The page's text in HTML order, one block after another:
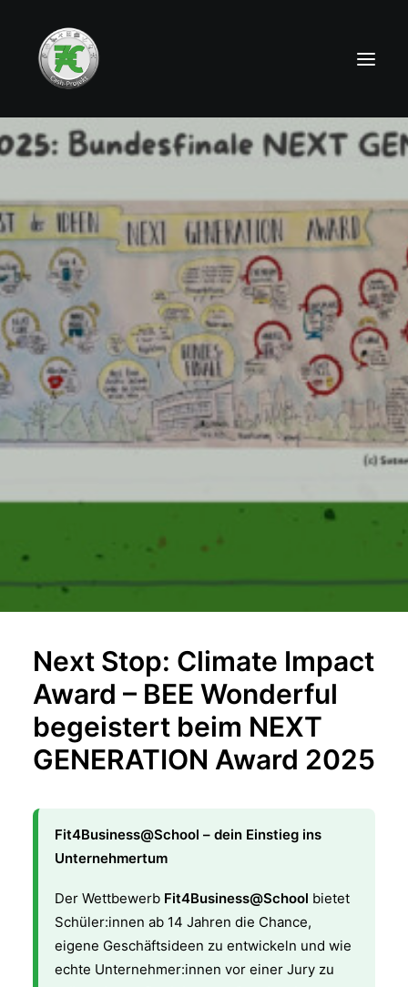
NEWS
TEAMS
Next Stop: Climate Impact
Award – BEE Wonderful
begeistert beim NEXT
GENERATION Award 2025
Fit4Business@School – dein Einstieg ins
Unternehmertum
Der Wettbewerb Fit4Business@School bietet
Schüler:innen ab 14 Jahren die Chance,
eigene Geschäftsideen zu entwickeln und wie
echte Unternehmer:innen vor einer Jury zu